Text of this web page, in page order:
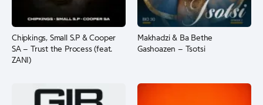
Chipkings, Small S.P & Cooper
SA – Trust the Process (feat.
ZANI)
Makhadzi & Ba Bethe
Gashoazen – Tsotsi